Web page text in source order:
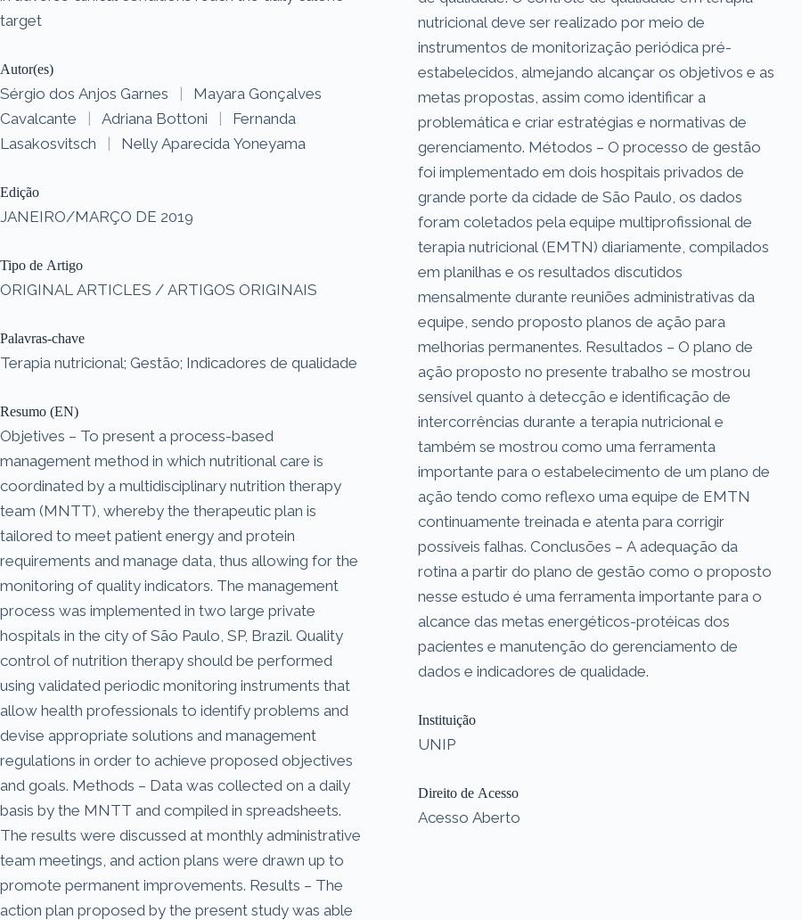
target
Autor(es)
Sérgio dos Anjos Garnes |
Mayara Gonçalves
Cavalcante
| Adriana Bottoni |
Fernanda
Lasakosvitsch
| Nelly Aparecida Yoneyama
Edição
JANEIRO/MARÇO DE 2019
Tipo de Artigo
ORIGINAL ARTICLES / ARTIGOS ORIGINAIS
Palavras-chave
Terapia nutricional; Gestão; Indicadores de qualidade
Resumo (EN)
Objetives – To present a process-based
management method in which nutritional care is
coordinated by a multidisciplinary nutrition therapy
team (MNTT), whereby the therapeutic plan is
tailored to meet patient energy and protein
requirements and manage data, thus allowing for the
monitoring of quality indicators. The management
process was implemented in two large private
hospitals in the city of São Paulo, SP, Brazil. Quality
control of nutrition therapy should be performed
using validated periodic monitoring instruments that
allow health professionals to identify problems and
devise appropriate solutions and management
regulations in order to achieve proposed objectives
and goals. Methods – Data was collected on a daily
basis by the MNTT and compiled in spreadsheets.
The results were discussed at monthly administrative
team meetings, and action plans were drawn up to
promote permanent improvements. Results – The
action plan proposed by the present study was able
nutricional deve ser realizado por meio de
instrumentos de monitorização periódica pré-
estabelecidos, almejando alcançar os objetivos e as
metas propostas, assim como identificar a
problemática e criar estratégias e normativas de
gerenciamento. Métodos – O processo de gestão
foi implementado em dois hospitais privados de
grande porte da cidade de São Paulo, os dados
foram coletados pela equipe multiprofissional de
terapia nutricional (EMTN) diariamente, compilados
em planilhas e os resultados discutidos
mensalmente durante reuniões administrativas da
equipe, sendo proposto planos de ação para
melhorias permanentes. Resultados – O plano de
ação proposto no presente trabalho se mostrou
sensível quanto à detecção e identificação de
intercorrências durante a terapia nutricional e
também se mostrou como uma ferramenta
importante para o estabelecimento de um plano de
ação tendo como reflexo uma equipe de EMTN
continuamente treinada e atenta para corrigir
possíveis falhas. Conclusões – A adequação da
rotina a partir do plano de gestão como o proposto
nesse estudo é uma ferramenta importante para o
alcance das metas energéticos-protéicas dos
pacientes e manutenção do gerenciamento de
dados e indicadores de qualidade.
Instituição
UNIP
Direito de Acesso
Acesso Aberto